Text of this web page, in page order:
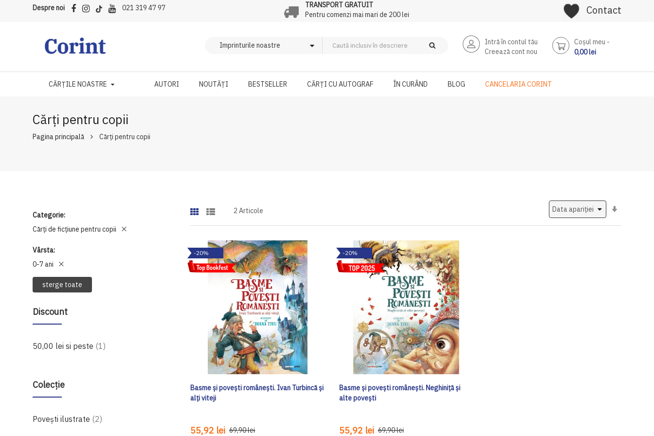
Despre noi 021 319 47 97
TRANSPORT GRATUIT
Pentru comenzi mai mari de 200 lei
Contact
Intră în contul tău
Creează cont nou
Coşul meu
0,00 lei
CĂRȚILE NOASTRE AUTORI NOUTĂȚI BESTSELLER CĂRȚI CU AUTOGRAF ÎN CURÂND BLOG CANCELARIA CORINT
Cărți pentru copii
Pagina principală Cărți pentru copii
Categorie
Cărți de ficțiune pentru copii
Vârsta
0-7 ani
sterge toate
Discount
50,00 lei si peste 1produs
Colecție
Povești ilustrate 2produse
2 Articole
-20%
Basme și povești românești. Ivan Turbincă și
alți viteji
55,92 lei 69,90 lei
-20%
Basme și povești românești. Neghiniță și
alte povești
55,92 lei 69,90 lei